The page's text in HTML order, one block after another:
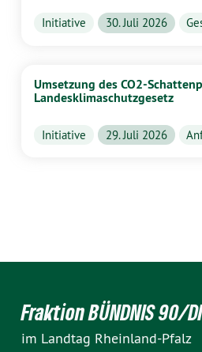
Initiative 30. Juli 2026
Umsetzung des CO2-
Landesklimaschutzgesetz
Initiative 29. Juli 2026
Fraktion BÜNDNIS 90/
im Landtag Rheinland-Pfalz